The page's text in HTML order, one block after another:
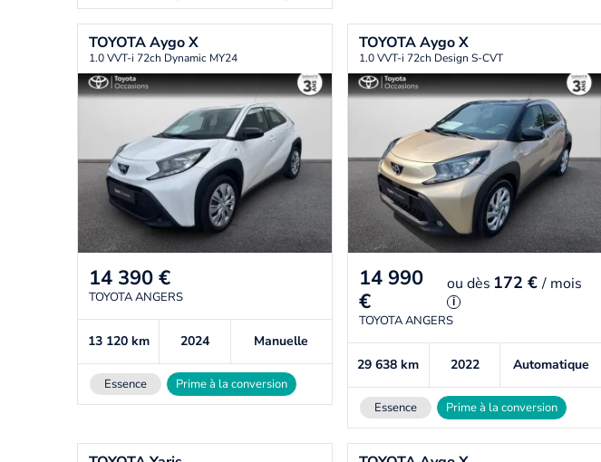
TOYOTAAygo X
1.0 VVT-i 72ch Dynamic MY24
14 390 €
TOYOTA ANGERS
13 120 km 2024 Manuelle
Essence Prime à la conversion
TOYOTAAygo X
1.0 VVT-i 72ch Design S-CVT
14 990
€
ou dès 172 €/ mois
i
TOYOTA ANGERS
29 638km 2022 Automatique
Essence Prime à la conversion